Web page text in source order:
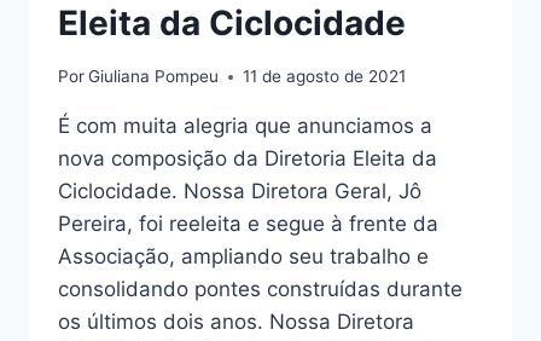
Eleita da Ciclocidade
PorGiuliana Pompeu 11 de agosto de 2021
É com muita alegria que anunciamos a
nova composição da Diretoria Eleita da
Ciclocidade. Nossa Diretora Geral, Jô
Pereira, foi reeleita e segue à frente da
Associação, ampliando seu trabalho e
consolidando pontes construídas durante
os últimos dois anos. Nossa Diretora